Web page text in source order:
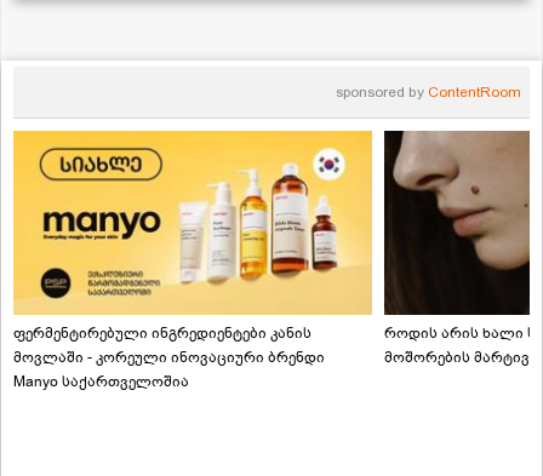
sponsored by ContentRoom
ფერმენტირებული ინგრედიენტები კანის
მოვლაში - კორეული ინოვაციური ბრენდი
Manyo საქართველოშია
როდის არის ხალი
მოშორების